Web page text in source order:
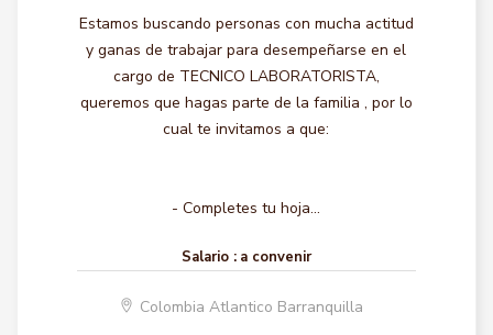
Estamos buscando personas con mucha actitud
y ganas de trabajar para desempeñarse en el
cargo de TECNICO LABORATORISTA,
queremos que hagas parte de la familia , por lo
cual te invitamos a que:
- Completes tu hoja...
Salario : a convenir
Colombia Atlantico Barranquilla